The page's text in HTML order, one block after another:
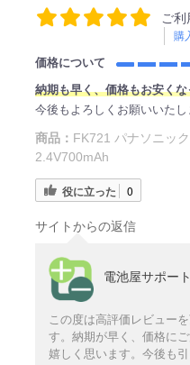
ご利
購
価格について
納期も早く、価格もお安く
今後もよろしくお願いいたし
商品： FK721 パナソニッ
2.4V700mAh
役に立った 0
サイトからの返信
電池屋サポート
この度は高評価レビュー
す。納期が早く、価格に
嬉しく思います。今後も